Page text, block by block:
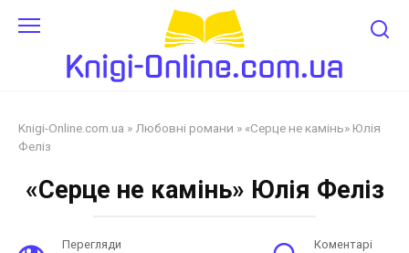
Knigi-Online.com.ua » Любовні романи » «Серце не камінь» Юлія
Феліз
«Серце не камінь» Юлія Феліз
Перегляди Коментарі